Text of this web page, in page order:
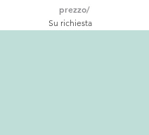
prezzo/
Su richiesta